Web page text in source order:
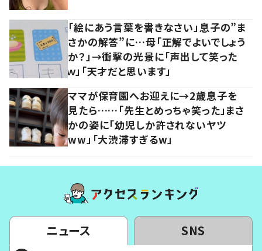
「絵にあう言葉を書きなさい」息子の”ま
さかの解答”に…母「正解でよいでしょう
か？」→衝撃の光景に「声出して笑った
ｗ」「天才だと思います」
ママが保育園へお迎えに→2歳息子を
見たら……「先生とめっちゃ笑った」まさ
かの姿に「幼児しか許されないヤツ
ww」「大渋滞すぎるw」
ニュース SNS